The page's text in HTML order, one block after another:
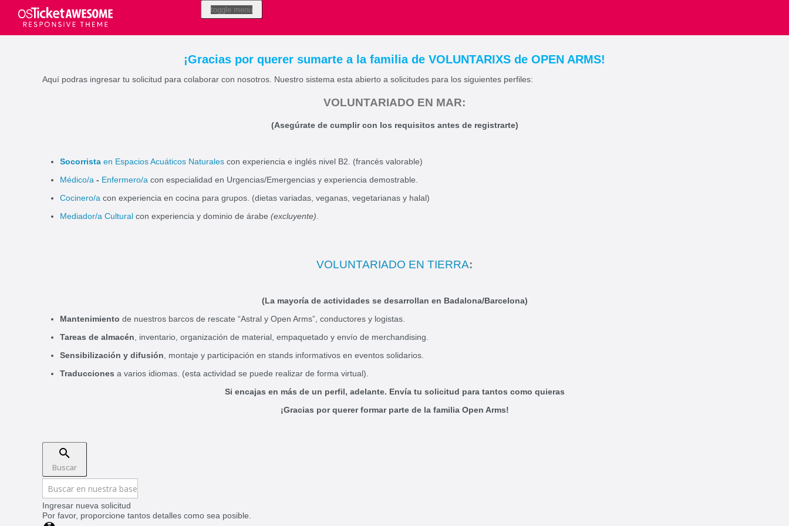
toggle menu
Ingresar nueva solicitud Consultar solicitud ingresada
¡Gracias por querer sumarte a la familia de VOLUNTARIXS de OPEN ARMS!
Aquí podras ingresar tu solicitud para colaborar con nosotros. Nuestro sistema esta abierto a solicitudes para los siguientes perfiles:
VOLUNTARIADO EN MAR:
(Asegúrate de cumplir con los requisitos antes de registrarte)
Socorrista en Espacios Acuáticos Naturales con experiencia e inglés nivel B2. (francés valorable)
Médico/a - Enfermero/a con especialidad en Urgencias/Emergencias y experiencia demostrable.
Cocinero/a con experiencia en cocina para grupos. (dietas variadas, veganas, vegetarianas y halal)
Mediador/a Cultural con experiencia y dominio de árabe (excluyente)
VOLUNTARIADO EN TIERRA:
(La mayoría de actividades se desarrollan en Badalona/Barcelona)
Mantenimiento de nuestros barcos de rescate “Astral y Open Arms”, conductores y logistas.
Tareas de almacén , inventario, organización de material, empaquetado y envío de merchandising.
Sensibilización y difusión , montaje y participación en stands informativos en eventos solidarios.
Traducciones a varios idiomas. (esta actividad se puede realizar de forma virtual).
Si encajas en más de un perfil, adelante. Envía tu solicitud para tantos como quieras
¡Gracias por querer formar parte de la familia Open Arms!
Buscar
Ingresar nueva solicitud
Por favor, proporcione tantos detalles como sea posible.